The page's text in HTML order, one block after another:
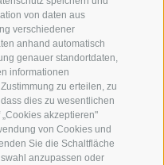
von daten aus
verschiedener
anhand automatisch
genauer standortdaten,
informationen
zu erteilen, zu
dies zu wesentlichen
akzeptieren"
von Cookies und
Sie die Schaltfläche
anzupassen oder